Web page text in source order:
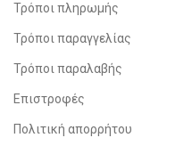
Τρόποι πληρωμής
Τρόποι παραγγελίας
Τρόποι παραλαβής
Επιστροφές
Πολιτική απορρήτου